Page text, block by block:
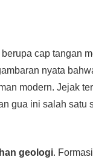
cap tangan
nyata
modern. Jejak
gua ini salah satu
geologi.